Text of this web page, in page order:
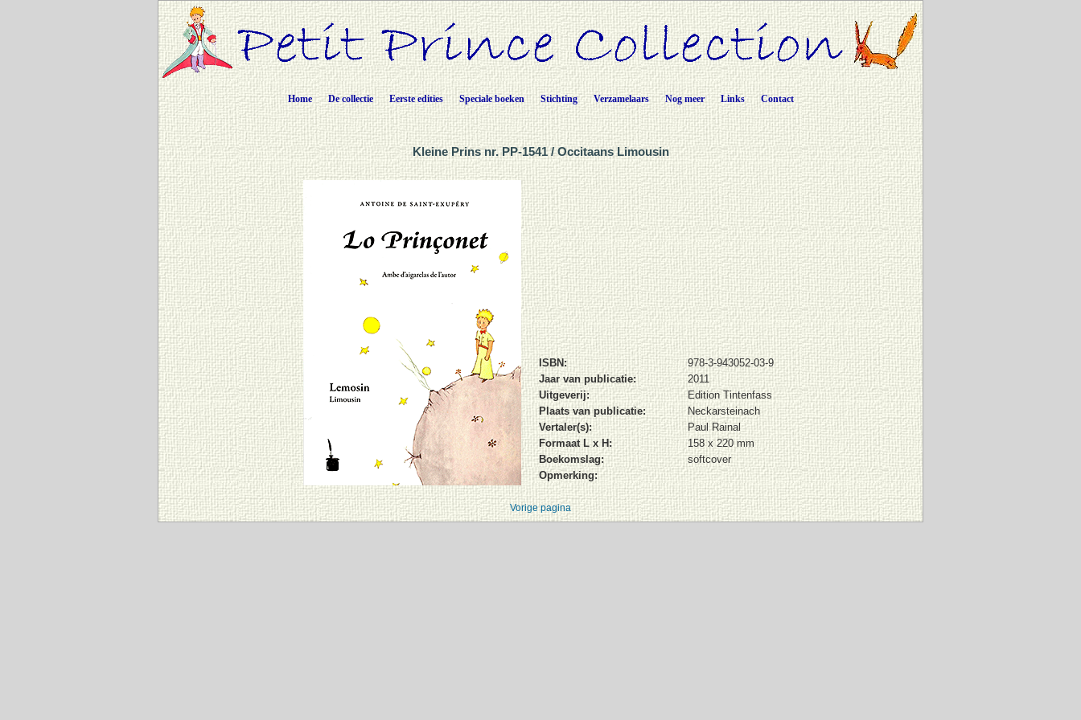
Home De collectie Eerste edities Speciale boeken Stichting Verzamelaars Nog meer Links Contact
Kleine Prins nr. PP-1541 / Occitaans Limousin
ISBN:
978-3-943052-03-9
Jaar van publicatie:
2011
Uitgeverij:
Edition Tintenfass
Plaats van publicatie:
Neckarsteinach
Vertaler(s):
Paul Rainal
Formaat L x H:
158 x 220 mm
Boekomslag:
softcover
Opmerking:
Vorige pagina